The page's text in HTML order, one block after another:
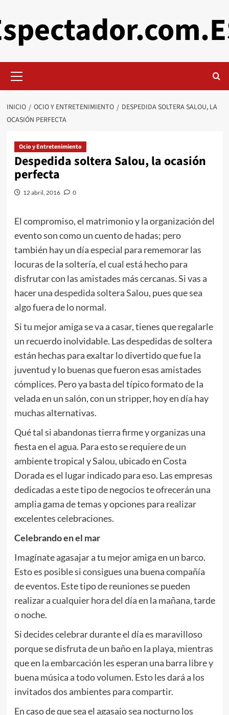
al
contenido
primario
INICIO OCIO Y ENTRETENIMIENTO
DESPEDIDA SOLTERA SALOU, LA
OCASIÓN PERFECTA
Ocio y Entretenimiento
Despedida soltera Salou, la ocasión
perfecta
12 abril, 2016 0
El compromiso, el matrimonio y la organización del
evento son como un cuento de hadas; pero
también hay un día especial para rememorar las
locuras de la soltería, el cual está hecho para
disfrutar con las amistades más cercanas. Si vas a
hacer unadespedida soltera Salou, pues que sea
algo fuera de lo normal.
Si tu mejor amiga se va a casar, tienes que regalarle
un recuerdo inolvidable. Las despedidas de soltera
están hechas para exaltar lo divertido que fue la
juventud y lo buenas que fueron esas amistades
cómplices. Pero ya basta del típico formato de la
velada en un salón, con un stripper, hoy en día hay
muchas alternativas.
Qué tal si abandonas tierra firme y organizas una
fiesta en el agua. Para esto se requiere de un
ambiente tropical y Salou, ubicado en Costa
Dorada es el lugar indicado para eso. Las empresas
dedicadas a este tipo de negocios te ofrecerán una
amplia gama de temas y opciones para realizar
excelentes celebraciones.
Celebrando en el mar
Imagínate agasajar a tu mejor amiga en un barco.
Esto es posible si consigues una buena compañía
de eventos. Este tipo de reuniones se pueden
realizar a cualquier hora del día en la mañana, tarde
o noche.
Si decides celebrar durante el día es maravilloso
porque se disfruta de un baño en la playa, mientras
que en la embarcación les esperan una barra libre y
buena música a todo volumen. Esto les dará a los
invitados dos ambientes para compartir.
En caso de que sea el agasajo sea nocturno los